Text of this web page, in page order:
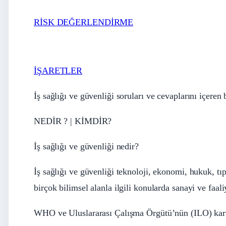
RİSK DEĞERLENDİRME
İŞARETLER
İş sağlığı ve güvenliği soruları ve cevaplarını
NEDİR ? | KİMDİR?
İş sağlığı ve güvenliği nedir?
İş sağlığı ve güvenliği teknoloji, ekonomi, hukuk,
birçok bilimsel alanla ilgili konularda sanayi ve
WHO ve Uluslararası Çalışma Örgütü’nün (ILO)